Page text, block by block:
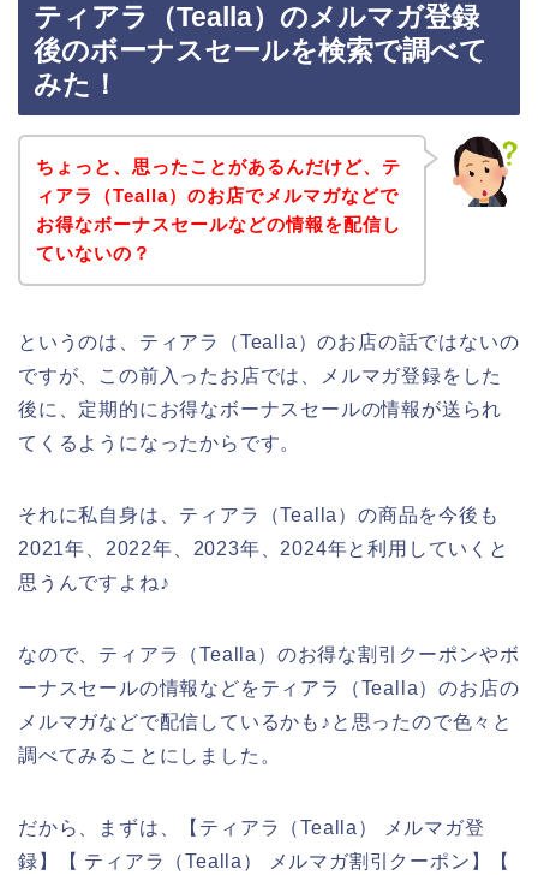
ティアラ（Tealla）のメルマガ登録
後のボーナスセールを検索で調べて
みた！
ちょっと、思ったことがあるんだけど、テ
ィアラ（Tealla）のお店でメルマガなどで
お得なボーナスセールなどの情報を配信し
ていないの？
というのは、ティアラ（Tealla）のお店の話ではないの
ですが、この前入ったお店では、メルマガ登録をした
後に、定期的にお得なボーナスセールの情報が送られ
てくるようになったからです。
それに私自身は、ティアラ（Tealla）の商品を今後も
2021年、2022年、2023年、2024年と利用していくと
思うんですよね♪
なので、ティアラ（Tealla）のお得な割引クーポンやボ
ーナスセールの情報などをティアラ（Tealla）のお店の
メルマガなどで配信しているかも♪と思ったので色々と
調べてみることにしました。
だから、まずは、【ティアラ（Tealla） メルマガ登
録】【 ティアラ（Tealla） メルマガ割引クーポン】【